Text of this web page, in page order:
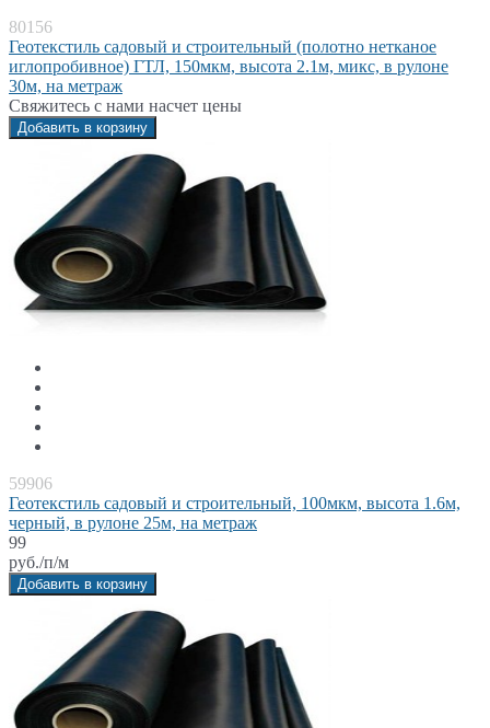
80156
Геотекстиль садовый и строительный (полотно нетканое
иглопробивное) ГТЛ, 150мкм, высота 2.1м, микс, в рулоне
30м, на метраж
Свяжитесь с нами насчет цены
Добавить в корзину
59906
Геотекстиль садовый и строительный, 100мкм, высота 1.6м,
черный, в рулоне 25м, на метраж
99
руб./п/м
Добавить в корзину